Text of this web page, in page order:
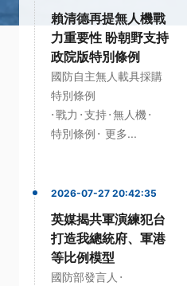
賴清德再提無人機戰
力重要性 盼朝野支持
政院版特別條例
國防自主無人載具採購
特別條例
·戰力 ·支持·無人機 ·
特別條例 · 更多...
2026-07-27 20:42:35
英媒揭共軍演練犯台
打造我總統府、軍港
等比例模型
國防部發言人 ·